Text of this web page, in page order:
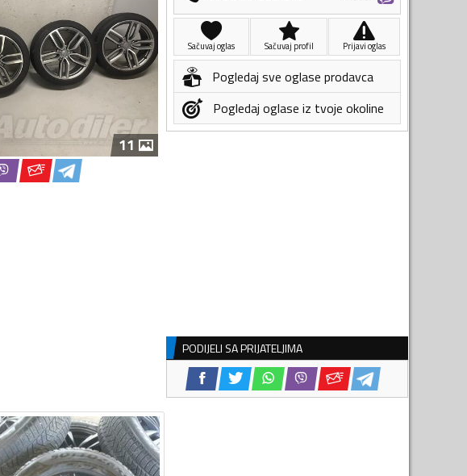
11
Sačuvaj oglas Sačuvaj profil Prijavi oglas
Pogledaj sve oglase prodavca
Pogledaj oglase iz tvoje okoline
PODIJELI SA PRIJATELJIMA